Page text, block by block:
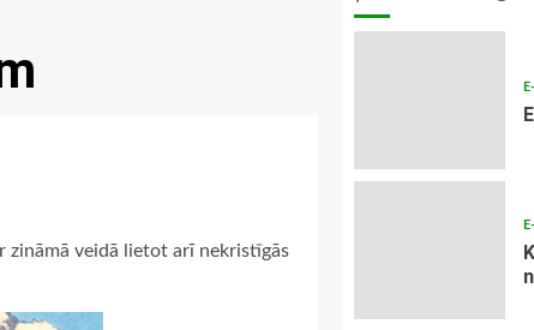
zināmā veidā lietot arī nekristīgās